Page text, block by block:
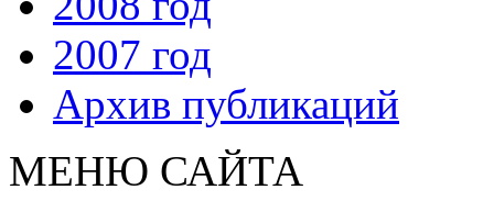
2007 год
Архив публикаций
МЕНЮ САЙТА